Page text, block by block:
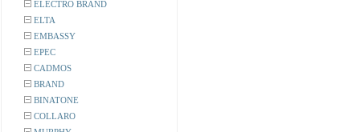
ELECTRO BRAND
ELTA
EMBASSY
EPEC
CADMOS
BRAND
BINATONE
COLLARO